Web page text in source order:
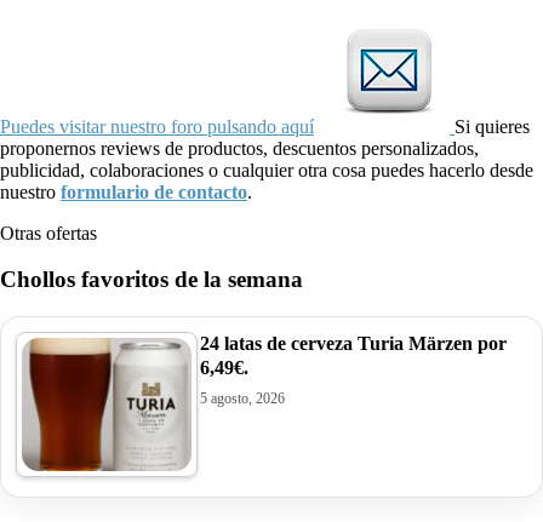
Puedes visitar nuestro foro pulsando aquí
Si quieres
proponernos reviews de productos, descuentos personalizados,
publicidad, colaboraciones o cualquier otra cosa puedes hacerlo desde
nuestro formulario de contacto.
Otras ofertas
Chollos favoritos de la semana
24 latas de cerveza Turia Märzen por
6,49€.
5 agosto, 2026